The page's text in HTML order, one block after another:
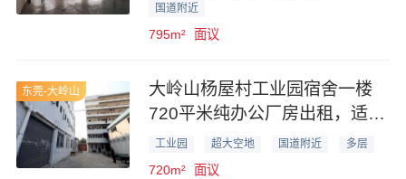
国道附近
795m² 面议
东莞-大岭山
大岭山杨屋村工业园宿舍一楼
720平米纯办公厂房出租，适合
电商办公行业
工业园 超大空地 国道附近 多层
720m² 面议